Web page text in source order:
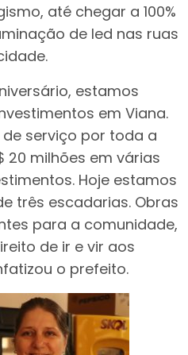
até chegar a 100%
de led nas ruas
estamos
em Viana.
serviço por toda a
20 milhões em várias
Hoje estamos
três escadarias. Obras
para a comunidade,
de ir e vir aos
o prefeito.